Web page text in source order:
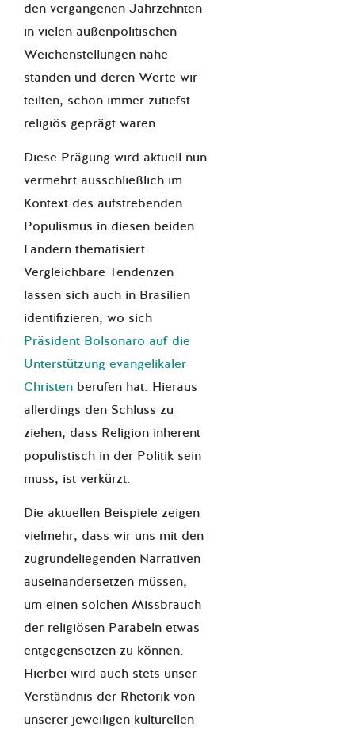
den vergangenen Jahrzehnten
in vielen außenpolitischen
Weichenstellungen nahe
standen und deren Werte wir
teilten, schon immer zutiefst
religiös geprägt waren.
Diese Prägung wird aktuell nun
vermehrt ausschließlich im
Kontext des aufstrebenden
Populismus in diesen beiden
Ländern thematisiert.
Vergleichbare Tendenzen
lassen sich auch in Brasilien
identifizieren, wo sich
Präsident Bolsonaro auf die
Unterstützung evangelikaler
Christen berufen hat. Hieraus
allerdings den Schluss zu
ziehen, dass Religion inherent
populistisch in der Politik sein
muss, ist verkürzt.
Die aktuellen Beispiele zeigen
vielmehr, dass wir uns mit den
zugrundeliegenden Narrativen
auseinandersetzen müssen,
um einen solchen Missbrauch
der religiösen Parabeln etwas
entgegensetzen zu können.
Hierbei wird auch stets unser
Verständnis der Rhetorik von
unserer jeweiligen kulturellen